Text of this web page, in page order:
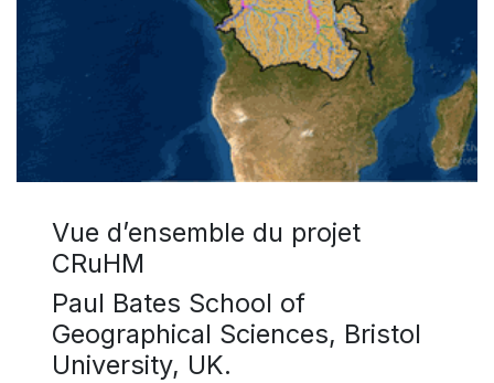
Vue d’ensemble du projet
CRuHM
Paul Bates School of
Geographical Sciences, Bristol
University, UK.